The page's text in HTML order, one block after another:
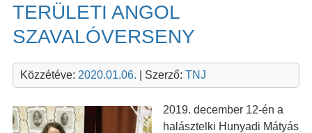
TERÜLETI ANGOL
SZAVALÓVERSENY
Közzétéve: 2020.01.06. | Szerző: TNJ
2019. december 12-én a
halásztelki Hunyadi Mátyás